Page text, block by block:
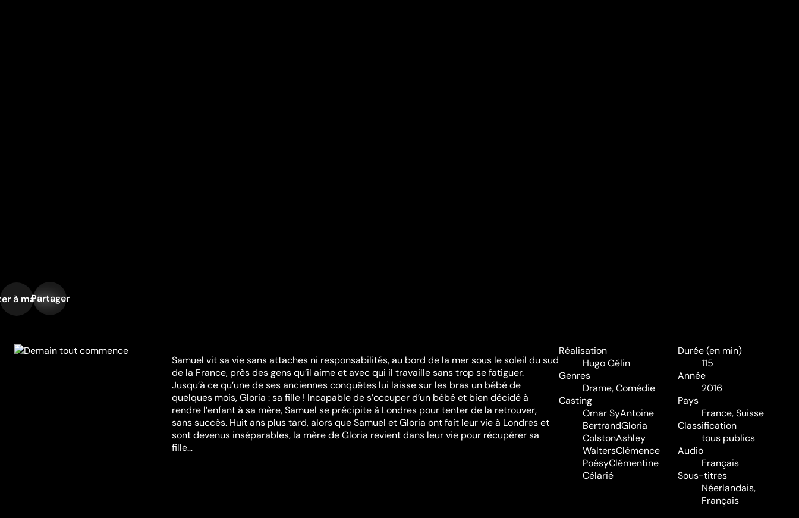
à ma liste
Partager
Samuel vit sa vie sans attaches ni responsabilités, au bord de la mer sous le soleil du sud
de la France, près des gens qu’il aime et avec qui il travaille sans trop se fatiguer.
Jusqu’à ce qu’une de ses anciennes conquêtes lui laisse sur les bras un bébé de
quelques mois, Gloria : sa fille ! Incapable de s’occuper d’un bébé et bien décidé à
rendre l’enfant à sa mère, Samuel se précipite à Londres pour tenter de la retrouver,
sans succès. Huit ans plus tard, alors que Samuel et Gloria ont fait leur vie à Londres et
sont devenus inséparables, la mère de Gloria revient dans leur vie pour récupérer sa
fille…
Réalisation
Hugo Gélin
Genres
Drame,Comédie
Casting
Omar SyAntoine
BertrandGloria
ColstonAshley
WaltersClémence
PoésyClémentine
Célarié
Durée (en min)
115
Année
2016
Pays
France, Suisse
Classification
tous publics
Audio
Français
Sous-titres
Néerlandais,
Français